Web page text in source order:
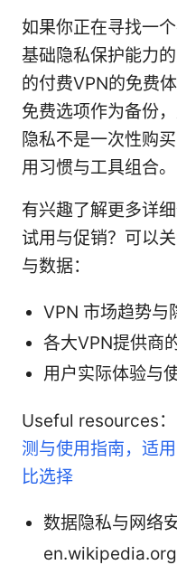
如果你正在寻找一
基础隐私保护能力
的付费VPN的免费
免费选项作为备份
隐私不是一次性购
用习惯与工具组合。
有兴趣了解更多详
试用与促销？可以
与数据：
VPN 市场趋势与
各大VPN提供商
用户实际体验与
Useful resources：
测与使用指南，适
比选择
数据隐私与网络